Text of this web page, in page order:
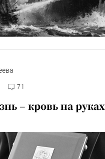
71
– кровь на руках